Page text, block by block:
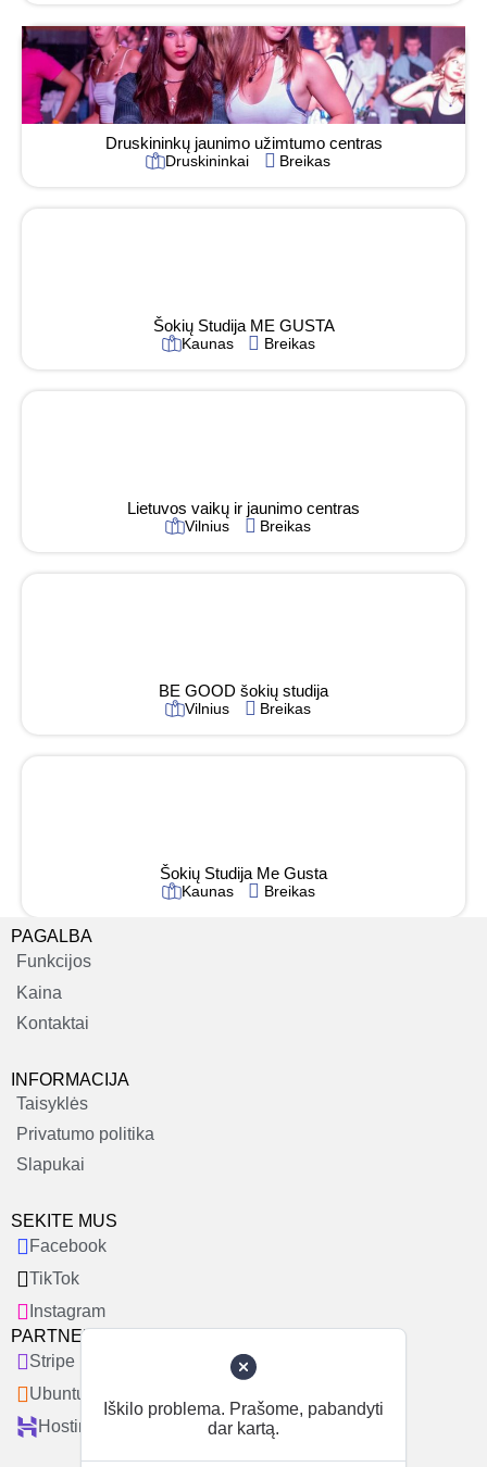
Druskininkų jaunimo užimtumo centras
Druskininkai Breikas
Šokių Studija ME GUSTA
Kaunas Breikas
Lietuvos vaikų ir jaunimo centras
Vilnius Breikas
BE GOOD šokių studija
Vilnius Breikas
Šokių Studija Me Gusta
Kaunas Breikas
PAGALBA
Funkcijos
Kaina
Kontaktai
INFORMACIJA
Taisyklės
Privatumo politika
Slapukai
SEKITE MUS
Facebook
TikTok
Instagram
PARTNERIAI
Stripe
Ubuntu
Hostinger
Iškilo problema. Prašome, pabandyti
dar kartą.